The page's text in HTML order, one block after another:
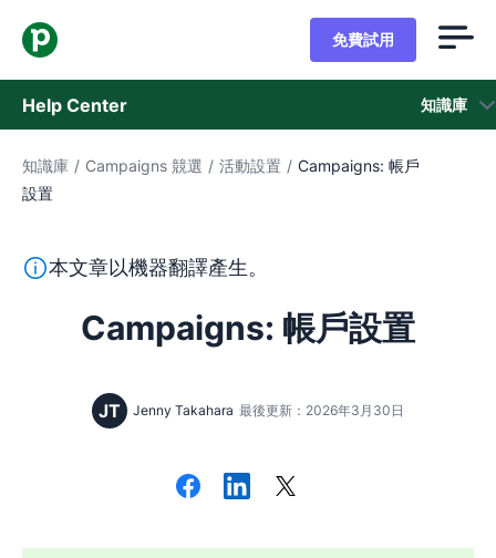
免費試用
Help Center 知識庫
知識庫
聯繫客戶支援
知識庫 / Campaigns 競選 / 活動設置 / Campaigns: 帳戶
設置
本段文字係以機器翻譯工具由英文翻譯而來，尚未經由真
本文章以機器翻譯產生。
Campaigns: 帳戶設置
JT Jenny Takahara 最後更新：2026年3月30日